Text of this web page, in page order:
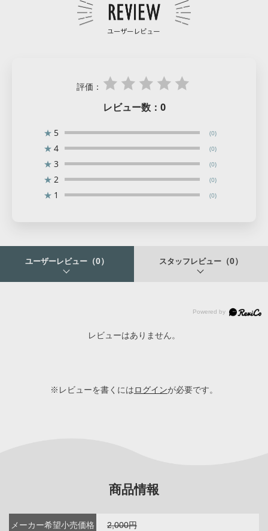
評価：
レビュー数： 0
★ 5 (0)
★ 4 (0)
★ 3 (0)
★ 2 (0)
★ 1 (0)
ユーザーレビュー （0） スタッフレビュー （0）
レビューはありません。
※レビューを書くにはログインが必要です。
商品情報
メーカー希望小売価格 2,000円